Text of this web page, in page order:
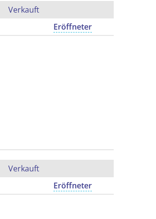
Verkauft
Eröffneter
Verkauft
Eröffneter